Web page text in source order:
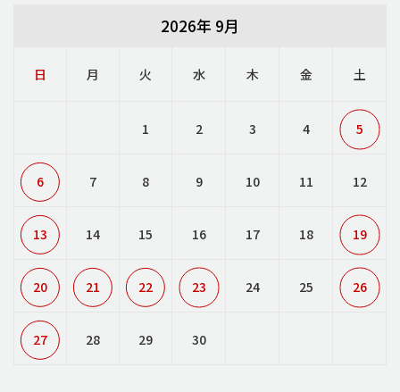
2026年 9月
日 月 火 水 木 金 土
1 2 3 4 5
6 7 8 9 10 11 12
13 14 15 16 17 18 19
20 21 22 23 24 25 26
27 28 29 30